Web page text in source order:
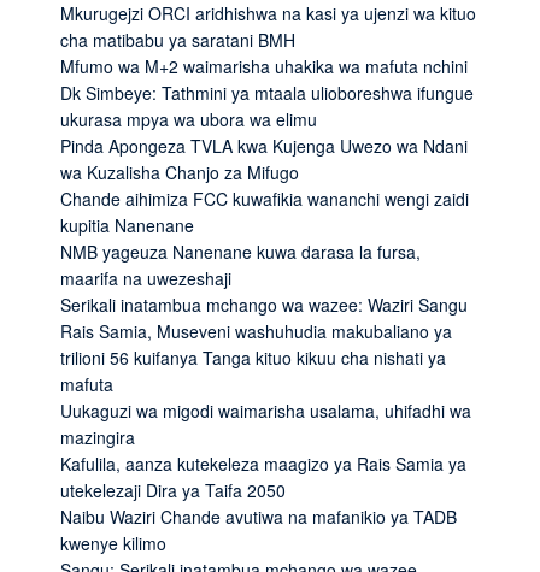
Mkurugejzi ORCI aridhishwa na kasi ya ujenzi wa kituo
cha matibabu ya saratani BMH
Mfumo wa M+2 waimarisha uhakika wa mafuta nchini
Dk Simbeye: Tathmini ya mtaala ulioboreshwa ifungue
ukurasa mpya wa ubora wa elimu
Pinda Apongeza TVLA kwa Kujenga Uwezo wa Ndani
wa Kuzalisha Chanjo za Mifugo
Chande aihimiza FCC kuwafikia wananchi wengi zaidi
kupitia Nanenane
NMB yageuza Nanenane kuwa darasa la fursa,
maarifa na uwezeshaji
Serikali inatambua mchango wa wazee: Waziri Sangu
Rais Samia, Museveni washuhudia makubaliano ya
trilioni 56 kuifanya Tanga kituo kikuu cha nishati ya
mafuta
Uukaguzi wa migodi waimarisha usalama, uhifadhi wa
mazingira
Kafulila, aanza kutekeleza maagizo ya Rais Samia ya
utekelezaji Dira ya Taifa 2050
Naibu Waziri Chande avutiwa na mafanikio ya TADB
kwenye kilimo